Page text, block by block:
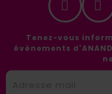
Tenez-vous
événements